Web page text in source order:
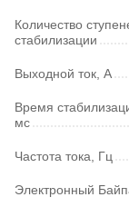
Количество
стабилизации
Выходной ток, А
Время
мс
Частота тока, Гц
Электронный